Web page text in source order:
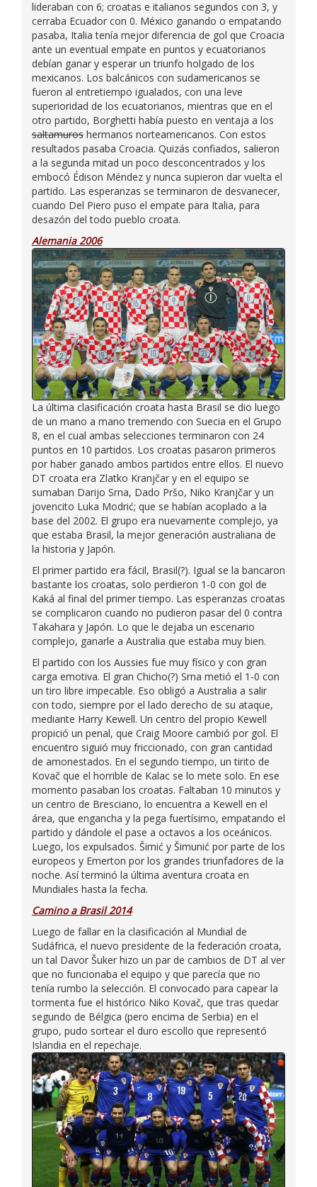
lideraban con 6; croatas e italianos segundos con 3, y
cerraba Ecuador con 0. México ganando o empatando
pasaba, Italia tenía mejor diferencia de gol que Croacia
ante un eventual empate en puntos y ecuatorianos
debían ganar y esperar un triunfo holgado de los
mexicanos. Los balcánicos con sudamericanos se
fueron al entretiempo igualados, con una leve
superioridad de los ecuatorianos, mientras que en el
otro partido, Borghetti había puesto en ventaja a los
saltamuros hermanos norteamericanos. Con estos
resultados pasaba Croacia. Quizás confiados, salieron
a la segunda mitad un poco desconcentrados y los
embocó Édison Méndez y nunca supieron dar vuelta el
partido. Las esperanzas se terminaron de desvanecer,
cuando Del Piero puso el empate para Italia, para
desazón del todo pueblo croata.
Alemania 2006
La última clasificación croata hasta Brasil se dio luego
de un mano a mano tremendo con Suecia en el Grupo
8, en el cual ambas selecciones terminaron con 24
puntos en 10 partidos. Los croatas pasaron primeros
por haber ganado ambos partidos entre ellos. El nuevo
DT croata era Zlatko Kranjčar y en el equipo se
sumaban Darijo Srna, Dado Pršo, Niko Kranjčar y un
jovencito Luka Modrić; que se habían acoplado a la
base del 2002. El grupo era nuevamente complejo, ya
que estaba Brasil, la mejor generación australiana de
la historia y Japón.
El primer partido era fácil, Brasil(?). Igual se la bancaron
bastante los croatas, solo perdieron 1-0 con gol de
Kaká al final del primer tiempo. Las esperanzas croatas
se complicaron cuando no pudieron pasar del 0 contra
Takahara y Japón. Lo que le dejaba un escenario
complejo, ganarle a Australia que estaba muy bien.
El partido con los Aussies fue muy físico y con gran
carga emotiva. El gran Chicho(?) Srna metió el 1-0 con
un tiro libre impecable. Eso obligó a Australia a salir
con todo, siempre por el lado derecho de su ataque,
mediante Harry Kewell. Un centro del propio Kewell
propició un penal, que Craig Moore cambió por gol. El
encuentro siguió muy friccionado, con gran cantidad
de amonestados. En el segundo tiempo, un tirito de
Kovač que el horrible de Kalac se lo mete solo. En ese
momento pasaban los croatas. Faltaban 10 minutos y
un centro de Bresciano, lo encuentra a Kewell en el
área, que engancha y la pega fuertísimo, empatando el
partido y dándole el pase a octavos a los oceánicos.
Luego, los expulsados. Šimić y Šimunić por parte de los
europeos y Emerton por los grandes triunfadores de la
noche. Así terminó la última aventura croata en
Mundiales hasta la fecha.
Camino a Brasil 2014
Luego de fallar en la clasificación al Mundial de
Sudáfrica, el nuevo presidente de la federación croata,
un tal Davor Šuker hizo un par de cambios de DT al ver
que no funcionaba el equipo y que parecía que no
tenía rumbo la selección. El convocado para capear la
tormenta fue el histórico Niko Kovač, que tras quedar
segundo de Bélgica (pero encima de Serbia) en el
grupo, pudo sortear el duro escollo que representó
Islandia en el repechaje.